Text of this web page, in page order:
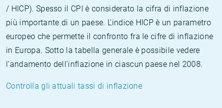
/ HICP). Spesso il CPI è considerato la cifra di inflazione
più importante di un paese. L'indice HICP è un parametro
europeo che permette il confronto fra le cifre di inflazione
in Europa. Sotto la tabella generale è possibile vedere
l'andamento dell'inflazione in ciascun paese nel 2008.
Controlla gli attuali tassi di inflazione